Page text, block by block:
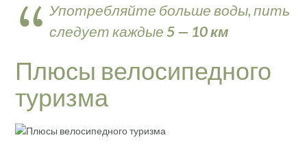
Употребляйте больше воды, пить
следует каждые 5 — 10 км
Плюсы велосипедного
туризма